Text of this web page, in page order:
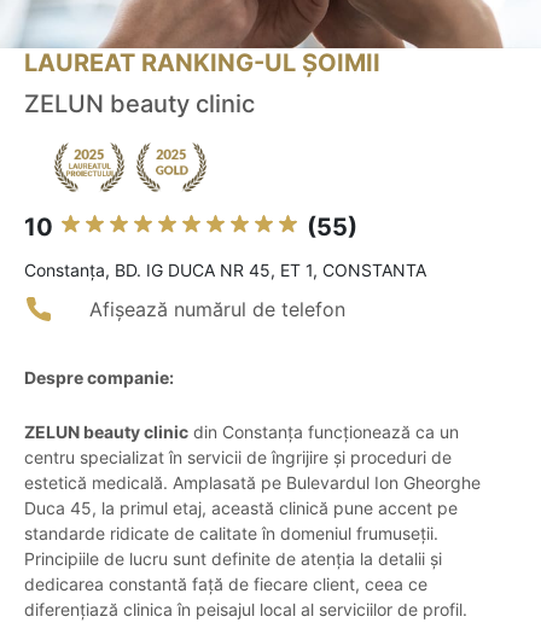
LAUREAT RANKING-UL ȘOIMII
ZELUN beauty clinic
10 (55)
Constanţa, BD. IG DUCA NR 45, ET 1, CONSTANTA
Afișează numărul de telefon
Despre companie:
ZELUN beauty clinic din Constanța funcționează ca un
centru specializat în servicii de îngrijire și proceduri de
estetică medicală. Amplasată pe Bulevardul Ion Gheorghe
Duca 45, la primul etaj, această clinică pune accent pe
standarde ridicate de calitate în domeniul frumuseții.
Principiile de lucru sunt definite de atenția la detalii și
dedicarea constantă față de fiecare client, ceea ce
diferențiază clinica în peisajul local al serviciilor de profil.